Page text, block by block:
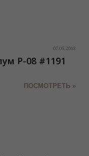
07.05.2018
P-08 #1191
ПОСМОТРЕТЬ »